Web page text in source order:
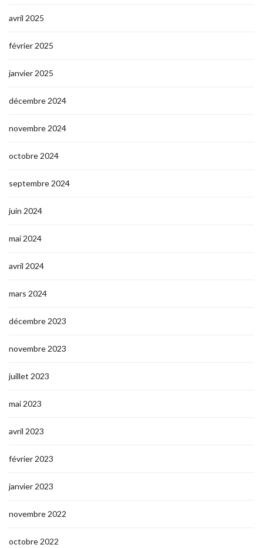
avril 2025
février 2025
janvier 2025
décembre 2024
novembre 2024
octobre 2024
septembre 2024
juin 2024
mai 2024
avril 2024
mars 2024
décembre 2023
novembre 2023
juillet 2023
mai 2023
avril 2023
février 2023
janvier 2023
novembre 2022
octobre 2022